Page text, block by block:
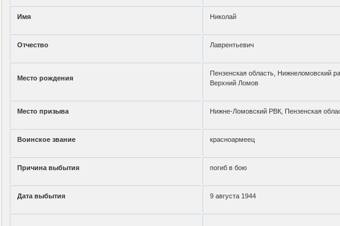
Имя Николай
Отчество Лаврентьевич
Место рождения
Пензенская область, Нижнеломовский
Верхний Ломов
Место призыва Нижне-Ломовский РВК, Пензенская
Воинское звание красноармеец
Причина выбытия погиб в бою
Дата выбытия 9 августа 1944